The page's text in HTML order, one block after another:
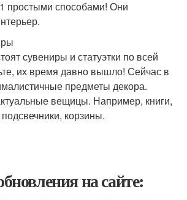
простыми способами! Они
сувениры и статуэтки по всей
их время давно вышло! Сейчас в
предметы декора.
вещицы. Например, книги,
корзины.
на сайте: